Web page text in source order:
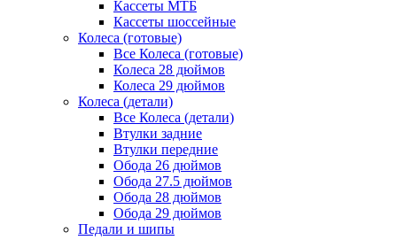
Кассеты МТБ
Кассеты шоссейные
Колеса (готовые)
Все Колеса (готовые)
Колеса 28 дюймов
Колеса 29 дюймов
Колеса (детали)
Все Колеса (детали)
Втулки задние
Втулки передние
Обода 26 дюймов
Обода 27.5 дюймов
Обода 28 дюймов
Обода 29 дюймов
Педали и шипы